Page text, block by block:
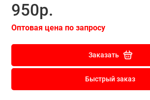
950р.
Оптовая цена по запросу
Заказать
Быстрый заказ